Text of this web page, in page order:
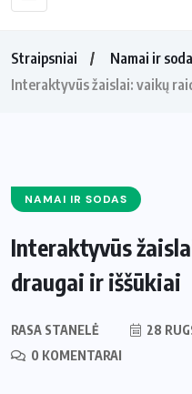
Straipsniai
Namai ir
Interaktyvūs žaislai: vaikų
NAMAI IR SODAS
Interaktyvūs
draugai ir iššūkiai
RASA STANELĖ
28
0 KOMENTARAI